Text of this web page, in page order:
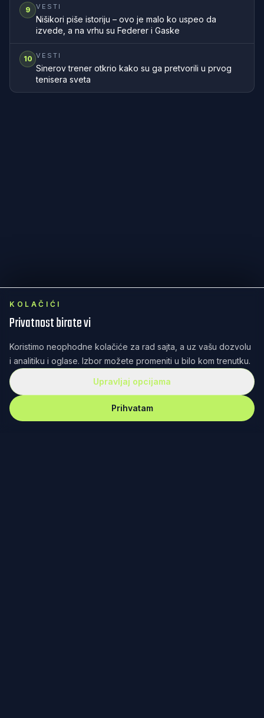
9 VESTI
Nišikori piše istoriju – ovo je malo ko uspeo da
izvede, a na vrhu su Federer i Gaske
10 VESTI
Sinerov trener otkrio kako su ga pretvorili u prvog
tenisera sveta
KOLAČIĆI
Privatnost birate vi
Koristimo neophodne kolačiće za rad sajta, a uz vašu dozvolu
i analitiku i oglase. Izbor možete promeniti u bilo kom trenutku.
Upravljaj opcijama
Prihvatam